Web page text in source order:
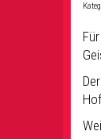
Der